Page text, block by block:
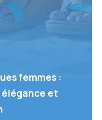
femmes :
et